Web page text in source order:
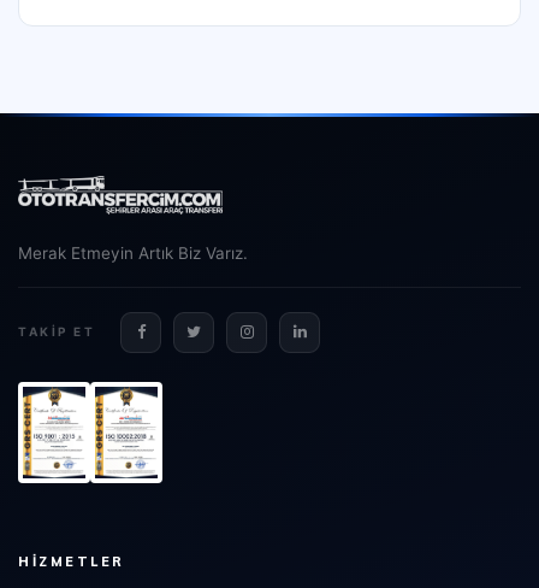
Merak Etmeyin Artık Biz Varız.
TAKIP ET
HIZMETLER